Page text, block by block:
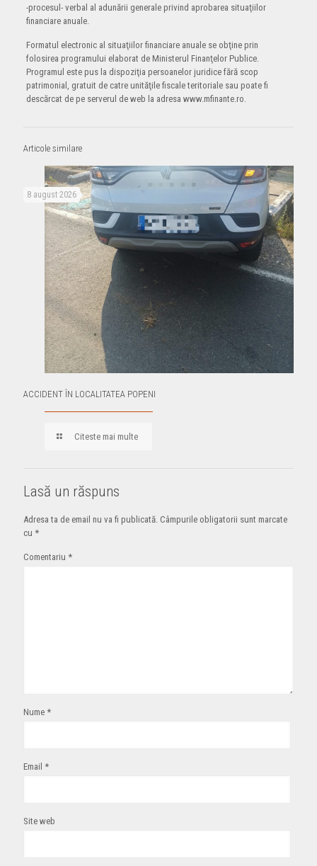
-procesul- verbal al adunării generale privind aprobarea situaţiilor
financiare anuale.
Formatul electronic al situaţiilor financiare anuale se obţine prin
folosirea programului elaborat de Ministerul Finanţelor Publice.
Programul este pus la dispoziţia persoanelor juridice fără scop
patrimonial, gratuit de catre unităţile fiscale teritoriale sau poate fi
descărcat de pe serverul de web la adresa www.mfinante.ro.
Articole similare
8 august 2026
ACCIDENT ÎN LOCALITATEA POPENI
Citeste mai multe
Lasă un răspuns
Adresa ta de email nu va fi publicată. Câmpurile obligatorii sunt marcate
cu *
Comentariu *
Nume *
Email *
Site web